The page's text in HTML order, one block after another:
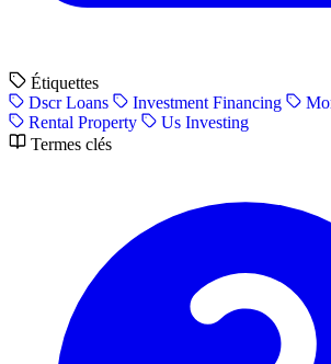
Étiquettes
Dscr Loans
Investment Financing
Rental Property
Us Investing
Termes clés